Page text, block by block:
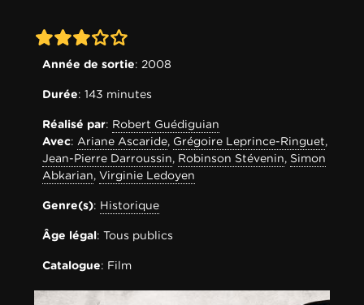
3-0Année de sortie: 2008
Durée: 143 minutes
Réalisé par: Robert Guédiguian
Avec: Ariane Ascaride, Grégoire Leprince-Ringuet,
Jean-Pierre Darroussin, Robinson Stévenin, Simon
Abkarian, Virginie Ledoyen
Genre(s): Historique
Âge légal: Tous publics
Catalogue: Film